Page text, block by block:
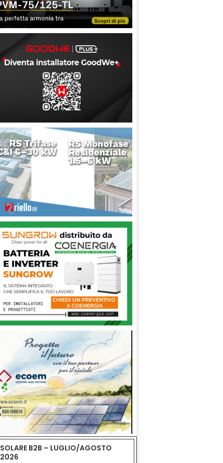
SOLARE B2B – LUGLIO/AGOSTO
2026